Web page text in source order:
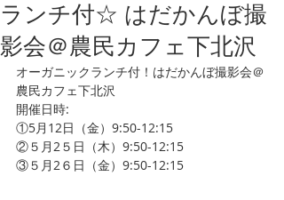
ランチ付☆ はだかんぼ撮
影会＠農民カフェ下北沢
オーガニックランチ付！はだかんぼ撮影会＠
農民カフェ下北沢
開催日時:
①5月12日（金）9:50-12:15
②５月2５日（木）9:50-12:15
③５月2６日（金）9:50-12:15